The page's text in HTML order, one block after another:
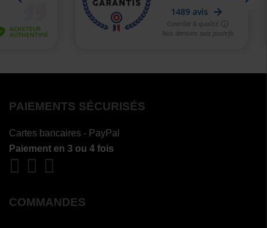
PAIEMENTS SÉCURISÉS
Cartes bancaires - PayPal
Paiement en 3 ou 4 fois
COMMANDES